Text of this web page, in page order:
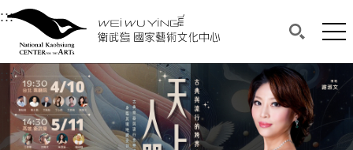
衛武營國家藝術文化中心
中央內容區塊，為本頁主要內容區。
:::選單連結區塊，此區塊列有本網站主要連結。
衛武營國家藝術文化中心
搜尋(開
網
:::中央內容區塊，為本頁主要內容區。